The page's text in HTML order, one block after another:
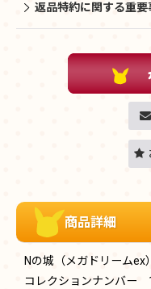
返品特約に関する重要
商品詳細
Nの城（メガドリームex）
コレクションナンバー